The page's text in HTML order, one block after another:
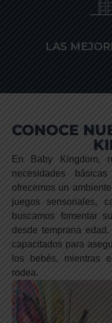
LAS
CONOCE
En Baby Kingdom,
necesidades
ofrecemos un
juegos sensoriales,
buscamos fomentar
desde temprana
capacitados para
los bebés, mientras
rodea.